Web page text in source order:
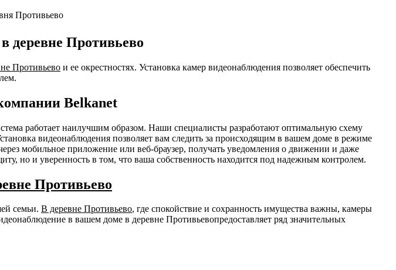
Противьево
деревне Противьево
Противьево и ее окрестностях. Установка камер видеонаблюдения позволяет обеспечить
Belkanet
работает наилучшим образом. Наши специалисты разработают оптимальную схему
видеонаблюдения позволяет вам следить за происходящим в вашем доме в режиме
мобильное приложение или веб-браузер, получать уведомления о движении и даже
но и уверенность в том, что ваша собственность находится под надежным контролем.
Противьево
семьи. В деревне Противьево, где спокойствие и сохранность имущества важны, камеры
в вашем доме в деревне Противьевопредоставляет ряд значительных